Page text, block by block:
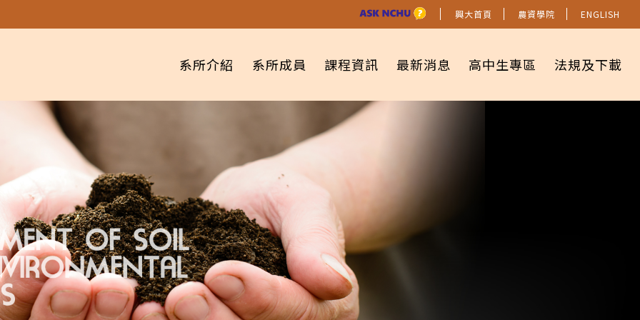
興大首頁 農資學院 ENGLISH
系所介紹 系所成員 課程資訊 最新消息 高中生專區 法規及下載